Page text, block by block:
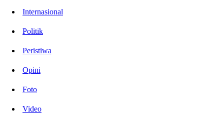
Internasional
Politik
Peristiwa
Opini
Foto
Video